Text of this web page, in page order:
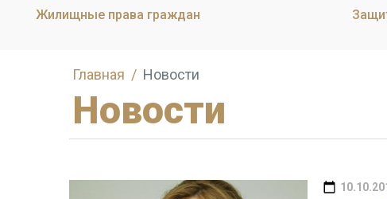
Жилищные права граждан
Главная Новости
Новости